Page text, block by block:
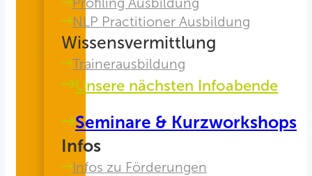
NLP Practitioner Ausbildung
Wissensvermittlung
Trainerausbildung
Unsere nächsten Infoabende
Seminare & Kurzworkshops
Infos
Infos zu Förderungen